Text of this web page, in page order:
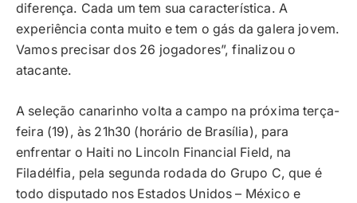
diferença. Cada um tem sua característica. A
experiência conta muito e tem o gás da galera jovem.
Vamos precisar dos 26 jogadores”, finalizou o
atacante.
A seleção canarinho volta a campo na próxima terça-
feira (19), às 21h30 (horário de Brasília), para
enfrentar o Haiti no Lincoln Financial Field, na
Filadélfia, pela segunda rodada do Grupo C, que é
todo disputado nos Estados Unidos – México e